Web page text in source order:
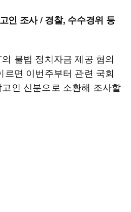
인 조사 / 경찰, 수수경위 등
불법 정치자금 제공 혐의
르면 이번주부터 관련 국회
인 신분으로 소환해 조사할